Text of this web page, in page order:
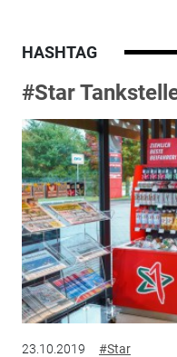
HASHTAG
#Star
23.10.2019 #Star